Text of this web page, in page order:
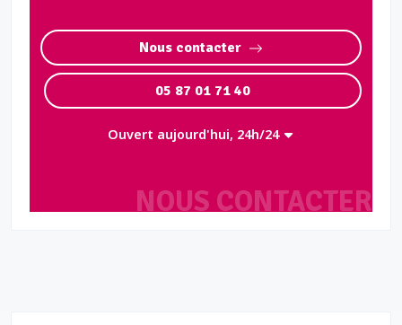
NOUS CONTACTER
Nous contacter
05 87 01 71 40
Ouvert aujourd'hui, 24h/24